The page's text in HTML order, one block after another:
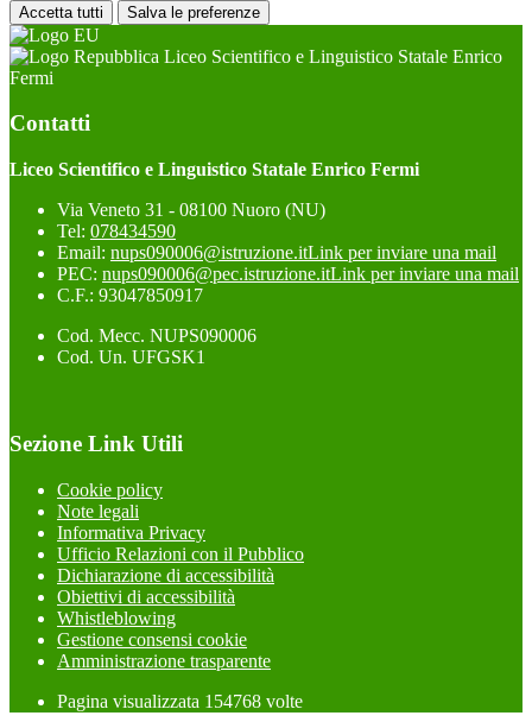
Accetta tutti Salva le preferenze
Liceo Scientifico e Linguistico Statale Enrico
Fermi
Contatti
Liceo Scientifico e Linguistico Statale Enrico Fermi
Via Veneto 31 - 08100 Nuoro (NU)
Tel: 078434590
Email: nups090006@istruzione.itLink per inviare una mail
PEC: nups090006@pec.istruzione.itLink per inviare una mail
C.F.: 93047850917
Cod. Mecc. NUPS090006
Cod. Un. UFGSK1
Sezione Link Utili
Cookie policy
Note legali
Informativa Privacy
Ufficio Relazioni con il Pubblico
Dichiarazione di accessibilità
Obiettivi di accessibilità
Whistleblowing
Gestione consensi cookie
Amministrazione trasparente
Pagina visualizzata 154768 volte